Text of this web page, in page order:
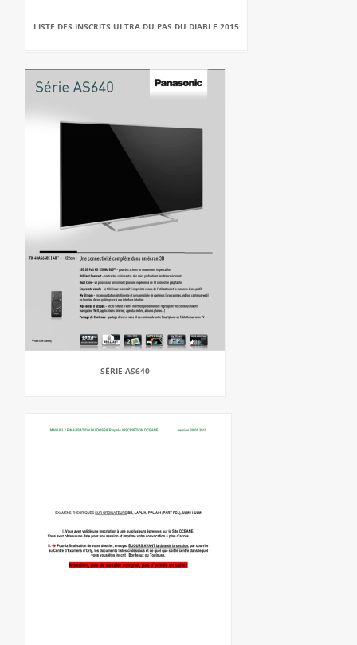
LISTE DES INSCRITS ULTRA DU PAS DU DIABLE 2015
SÉRIE AS640